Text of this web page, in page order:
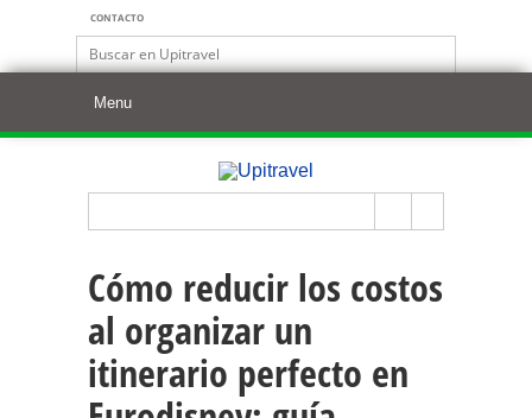
CONTACTO
Cómo reducir los costos
al organizar un
itinerario perfecto en